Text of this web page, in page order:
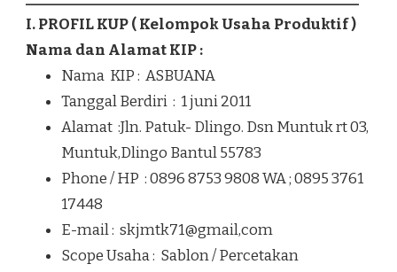
I. PROFIL KUP ( Kelompok Usaha Produktif )
Nama dan Alamat KIP :
Nama KIP : ASBUANA
Tanggal Berdiri : 1 juni 2011
Alamat :Jln. Patuk- Dlingo. Dsn Muntuk rt 03,
Muntuk,Dlingo Bantul 55783
Phone / HP : 0896 8753 9808 WA ; 0895 3761
17448
E-mail : skjmtk71@gmail,com
Scope Usaha : Sablon / Percetakan